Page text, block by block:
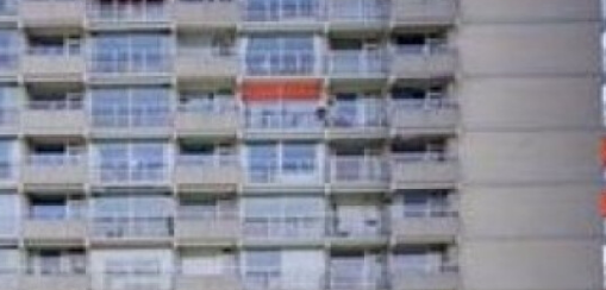
How to translate AppartementDenBosch!
Wat is AppartementDenBosch?
Hoeveel kost het om te reageren op een Appartement in Den Bosch?
Wat is de privacyverklaring van AppartementDenBosch?
Berekent AppartementDenBosch
makelaarsvergoeding/bemiddelingsvergoeding?
Alle veelgestelde vragen